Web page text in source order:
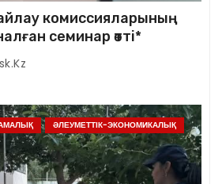
комиссияларының
семинар өтті*
ӘЛЕУМЕТТІК-ЭКОНОМИКАЛЫҚ